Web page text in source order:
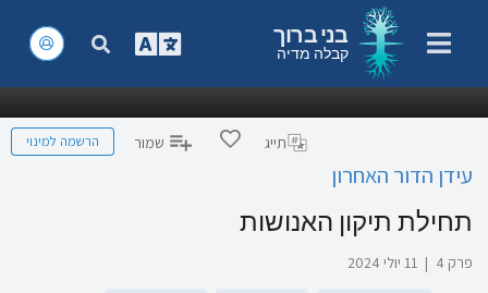
בני ברוך
קבלה מדיה
תייג שמור הרשמה למינוי
עידן הדור האחרון
תחילת תיקון האנושות
פרק 4 | 11 יולי 2024